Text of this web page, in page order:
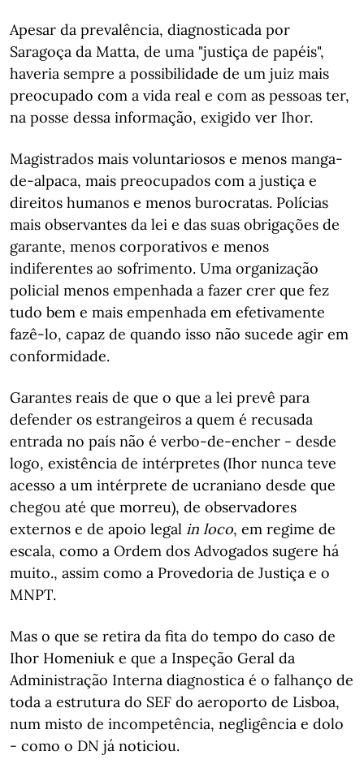
Apesar da prevalência, diagnosticada por
Saragoça da Matta, de uma "justiça de papéis",
haveria sempre a possibilidade de um juiz mais
preocupado com a vida real e com as pessoas ter,
na posse dessa informação, exigido ver Ihor.
Magistrados mais voluntariosos e menos manga-
de-alpaca, mais preocupados com a justiça e
direitos humanos e menos burocratas. Polícias
mais observantes da lei e das suas obrigações de
garante, menos corporativos e menos
indiferentes ao sofrimento. Uma organização
policial menos empenhada a fazer crer que fez
tudo bem e mais empenhada em efetivamente
fazê-lo, capaz de quando isso não sucede agir em
conformidade.
Garantes reais de que o que a lei prevê para
defender os estrangeiros a quem é recusada
entrada no país não é verbo-de-encher - desde
logo, existência de intérpretes (Ihor nunca teve
acesso a um intérprete de ucraniano desde que
chegou até que morreu), de observadores
externos e de apoio legal in loco, em regime de
escala, como a Ordem dos Advogados sugere há
muito., assim como a Provedoria de Justiça e o
MNPT.
Mas o que se retira da fita do tempo do caso de
Ihor Homeniuk e que a Inspeção Geral da
Administração Interna diagnostica é o falhanço de
toda a estrutura do SEF do aeroporto de Lisboa,
num misto de incompetência, negligência e dolo
- como o DN já noticiou.